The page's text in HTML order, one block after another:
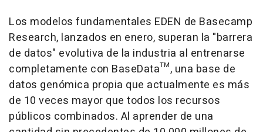
Los modelos fundamentales EDEN de Basecamp
Research, lanzados en enero, superan la "barrera
de datos" evolutiva de la industria al entrenarse
completamente con BaseData™, una base de
datos genómica propia que actualmente es más
de 10 veces mayor que todos los recursos
públicos combinados. Al aprender de una